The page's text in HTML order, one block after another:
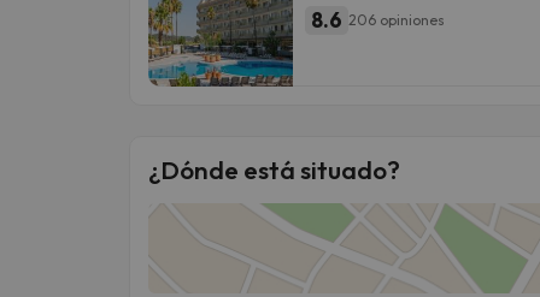
8.6 206 opiniones
¿Dónde está situado?